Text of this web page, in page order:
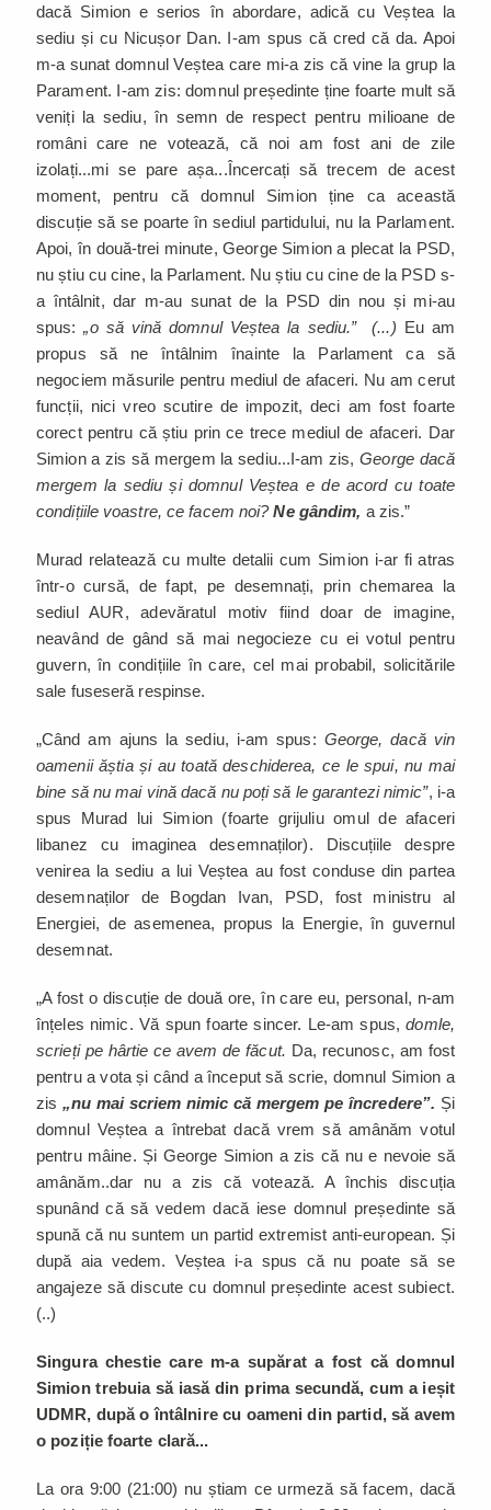
dacă Simion e serios în abordare, adică cu Veștea la
sediu și cu Nicușor Dan. I-am spus că cred că da. Apoi
m-a sunat domnul Veștea care mi-a zis că vine la grup la
Parament. I-am zis: domnul președinte ține foarte mult să
veniți la sediu, în semn de respect pentru milioane de
români care ne votează, că noi am fost ani de zile
izolați...mi se pare așa...Încercați să trecem de acest
moment, pentru că domnul Simion ține ca această
discuție să se poarte în sediul partidului, nu la Parlament.
Apoi, în două-trei minute, George Simion a plecat la PSD,
nu știu cu cine, la Parlament. Nu știu cu cine de la PSD s-
a întâlnit, dar m-au sunat de la PSD din nou și mi-au
spus: „o să vină domnul Veștea la sediu.” (...) Eu am
propus să ne întâlnim înainte la Parlament ca să
negociem măsurile pentru mediul de afaceri. Nu am cerut
funcții, nici vreo scutire de impozit, deci am fost foarte
corect pentru că știu prin ce trece mediul de afaceri. Dar
Simion a zis să mergem la sediu...I-am zis,George dacă
mergem la sediu și domnul Veștea e de acord cu toate
condițiile voastre, ce facem noi?Ne gândim, a zis.”
Murad relatează cu multe detalii cum Simion i-ar fi atras
într-o cursă, de fapt, pe desemnați, prin chemarea la
sediul AUR, adevăratul motiv fiind doar de imagine,
neavând de gând să mai negocieze cu ei votul pentru
guvern, în condițiile în care, cel mai probabil, solicitările
sale fuseseră respinse.
„Când am ajuns la sediu, i-am spus: George, dacă vin
oamenii ăștia și au toată deschiderea, ce le spui, nu mai
bine să nu mai vină dacă nu poți să le garantezi nimic”, i-a
spus Murad lui Simion (foarte grijuliu omul de afaceri
libanez cu imaginea desemnaților). Discuțiile despre
venirea la sediu a lui Veștea au fost conduse din partea
desemnaților de Bogdan Ivan, PSD, fost ministru al
Energiei, de asemenea, propus la Energie, în guvernul
desemnat.
„A fost o discuție de două ore, în care eu, personal, n-am
înțeles nimic. Vă spun foarte sincer. Le-am spus,domle,
scrieți pe hârtie ce avem de făcut. Da, recunosc, am fost
pentru a vota și când a început să scrie, domnul Simion a
zis „nu mai scriem nimic că mergem pe încredere”. Și
domnul Veștea a întrebat dacă vrem să amânăm votul
pentru mâine. Și George Simion a zis că nu e nevoie să
amânăm..dar nu a zis că votează. A închis discuția
spunând că să vedem dacă iese domnul președinte să
spună că nu suntem un partid extremist anti-european. Și
după aia vedem. Veștea i-a spus că nu poate să se
angajeze să discute cu domnul președinte acest subiect.
(..)
Singura chestie care m-a supărat a fost că domnul
Simion trebuia să iasă din prima secundă, cum a ieșit
UDMR, după o întâlnire cu oameni din partid, să avem
o poziție foarte clară...
La ora 9:00 (21:00) nu știam ce urmeză să facem, dacă